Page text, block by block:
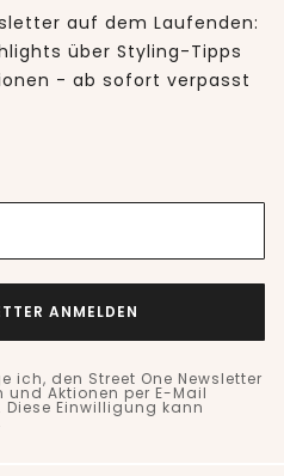
auf dem Laufenden:
über Styling-Tipps
- ab sofort verpasst
ANMELDEN
ich, den Street One Newsletter
und Aktionen per E-Mail
Einwilligung kann